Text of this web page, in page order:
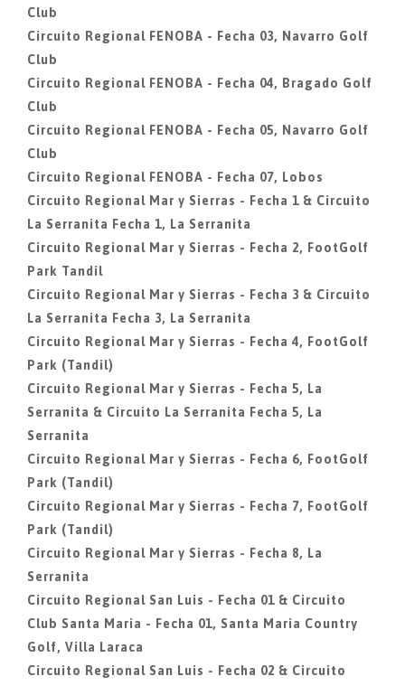
Club
Circuito Regional FENOBA - Fecha 03, Navarro Golf
Club
Circuito Regional FENOBA - Fecha 04, Bragado Golf
Club
Circuito Regional FENOBA - Fecha 05, Navarro Golf
Club
Circuito Regional FENOBA - Fecha 07, Lobos
Circuito Regional Mar y Sierras - Fecha 1 & Circuito
La Serranita Fecha 1, La Serranita
Circuito Regional Mar y Sierras - Fecha 2, FootGolf
Park Tandil
Circuito Regional Mar y Sierras - Fecha 3 & Circuito
La Serranita Fecha 3, La Serranita
Circuito Regional Mar y Sierras - Fecha 4, FootGolf
Park (Tandil)
Circuito Regional Mar y Sierras - Fecha 5, La
Serranita & Circuito La Serranita Fecha 5, La
Serranita
Circuito Regional Mar y Sierras - Fecha 6, FootGolf
Park (Tandil)
Circuito Regional Mar y Sierras - Fecha 7, FootGolf
Park (Tandil)
Circuito Regional Mar y Sierras - Fecha 8, La
Serranita
Circuito Regional San Luis - Fecha 01 & Circuito
Club Santa Maria - Fecha 01, Santa Maria Country
Golf, Villa Laraca
Circuito Regional San Luis - Fecha 02 & Circuito